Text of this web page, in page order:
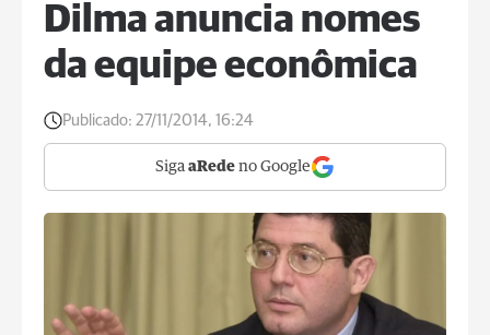
Dilma anuncia nomes
da equipe econômica
Publicado: 27/11/2014, 16:24
Siga aRede no Google